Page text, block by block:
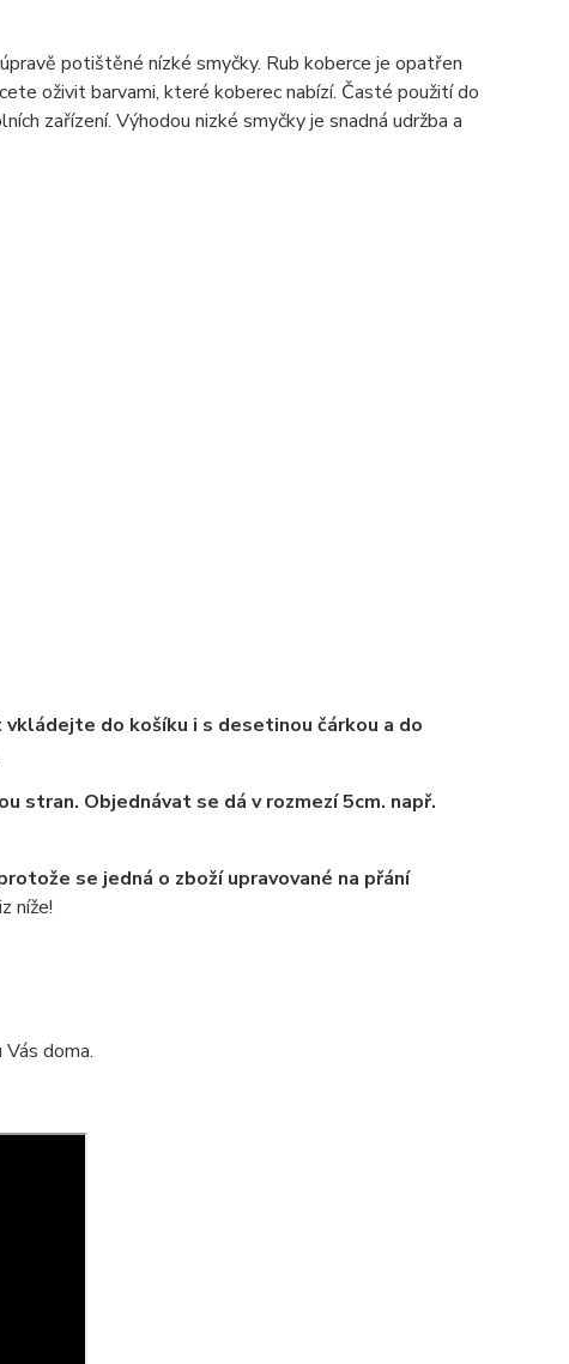
potištěné nízké smyčky. Rub koberce je opatřen
oživit barvami, které koberec nabízí. Časté použití do
zařízení. Výhodou nizké smyčky je snadná udržba a
do košíku i s desetinou čárkou a do
stran. Objednávat se dá v rozmezí 5cm. např.
se jedná o zboží upravované na přání
níže!
doma.